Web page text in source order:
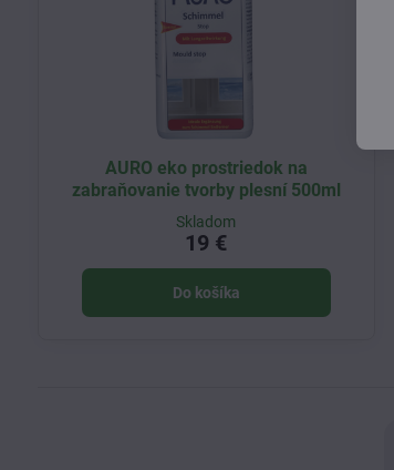
AURO eko prostriedok na
zabraňovanie tvorby plesní 500ml
Skladom
19 €
Do košíka